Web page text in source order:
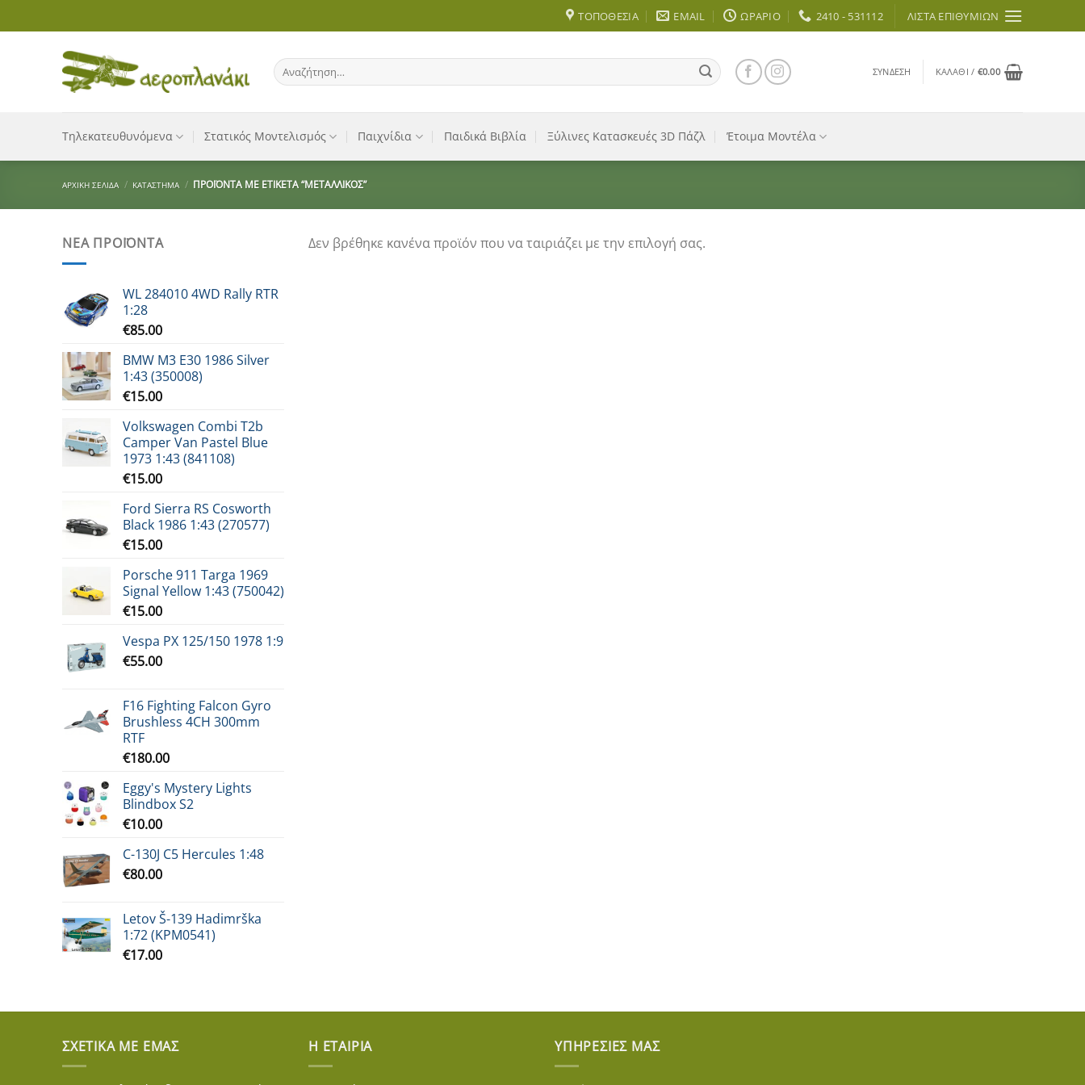
στο
περιεχόμενο
ΤΟΠΟΘΕΣΊΑ EMAIL ΩΡΆΡΙΟ 2410 - 531112 ΛΊΣΤΑ ΕΠΙΘΥΜΙΏΝ
Αναζήτηση
για:
ΣΎΝΔΕΣΗ ΚΑΛΆΘΙ / €0.00
Τηλεκατευθυνόμενα Στατικός Μοντελισμός Παιχνίδια Παιδικά Βιβλία Ξύλινες Κατασκευές 3D Πάζλ Έτοιμα Μοντέλα
ΑΡΧΙΚΉ ΣΕΛΊΔΑ / ΚΑΤΆΣΤΗΜΑ / ΠΡΟΪΌΝΤΑ ΜΕ ΕΤΙΚΈΤΑ “ΜΕΤΑΛΛΙΚΌΣ”
ΝΈΑ ΠΡΟΪΌΝΤΑ
WL 284010 4WD Rally RTR
1:28
€85.00
BMW M3 E30 1986 Silver
1:43 (350008)
€15.00
Volkswagen Combi T2b
Camper Van Pastel Blue
1973 1:43 (841108)
€15.00
Ford Sierra RS Cosworth
Black 1986 1:43 (270577)
€15.00
Porsche 911 Targa 1969
Signal Yellow 1:43 (750042)
€15.00
Vespa PX 125/150 1978 1:9
€55.00
F16 Fighting Falcon Gyro
Brushless 4CH 300mm
RTF
€180.00
Eggy's Mystery Lights
Blindbox S2
€10.00
C-130J C5 Hercules 1:48
€80.00
Letov Š-139 Hadimrška
1:72 (KPM0541)
€17.00
Δεν βρέθηκε κανένα προϊόν που να ταιριάζει με την επιλογή σας.
ΣΧΕΤΙΚΆ ΜΕ ΕΜΆΣ Η ΕΤΑΙΡΊΑ ΥΠΗΡΕΣΊΕΣ ΜΑΣ